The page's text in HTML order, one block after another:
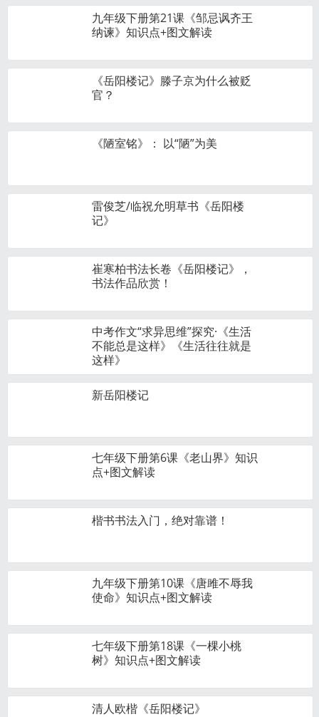
九年级下册第21课《邹忌讽齐王
纳谏》知识点+图文解读
《岳阳楼记》滕子京为什么被贬
官？
《陋室铭》： 以“陋”为美
雷俊芝/临祝允明草书《岳阳楼
记》
崔寒柏书法长卷《岳阳楼记》，
书法作品欣赏！
中考作文“求异思维”探究·《生活
不能总是这样》《生活往往就是
这样》
新岳阳楼记
七年级下册第6课《老山界》知识
点+图文解读
楷书书法入门，绝对靠谱！
九年级下册第10课《唐雎不辱我
使命》知识点+图文解读
七年级下册第18课《一棵小桃
树》知识点+图文解读
清人欧楷《岳阳楼记》